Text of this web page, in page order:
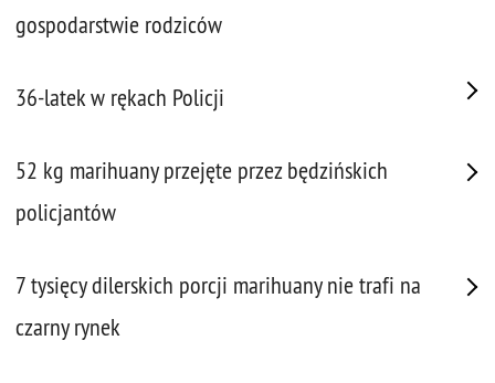
gospodarstwie rodziców
36-latek w rękach Policji
52 kg marihuany przejęte przez będzińskich
policjantów
7 tysięcy dilerskich porcji marihuany nie trafi na
czarny rynek